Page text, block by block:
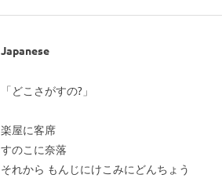
Japanese
「どこさがすの?」
楽屋に客席
すのこに奈落
それから もんじにけこみにどんちょう